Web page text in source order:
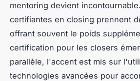
mentoring devient
certifiantes en closing prennent
offrant souvent le poids
certification pour les closers
parallèle, l'accent est mis sur
technologies avancées pour